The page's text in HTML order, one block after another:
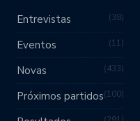
Entrevistas 38
Eventos 11
Novas 433
Próximos partidos 100